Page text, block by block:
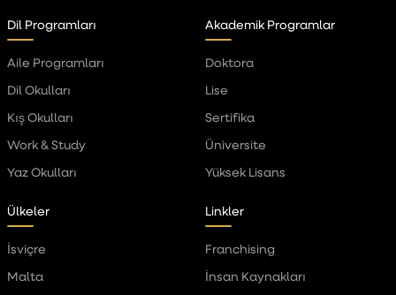
Dil Programları
Aile Programları
Dil Okulları
Kış Okulları
Work & Study
Yaz Okulları
Akademik Programlar
Doktora
Lise
Sertifika
Üniversite
Yüksek Lisans
Ülkeler
İsviçre
Malta
Linkler
Franchising
İnsan Kaynakları